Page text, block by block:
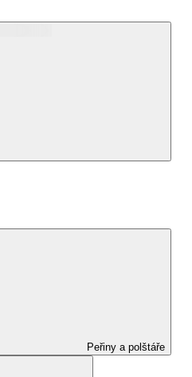
Peřiny a polštáře